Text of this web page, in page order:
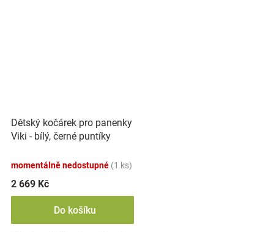
Dětský kočárek pro panenky
Viki - bílý, černé puntíky
momentálně nedostupné (1 ks)
2 669 Kč
Do košíku